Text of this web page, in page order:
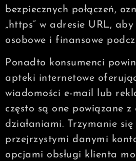
bezpiecznych połączeń,
„https” w adresie URL,
osobowe i finansowe
Ponadto konsumenci
apteki internetowe
wiadomości e-mail lub
często są one powiązane z
działaniami. Trzymanie
przejrzystymi danymi
opcjami obsługi klienta